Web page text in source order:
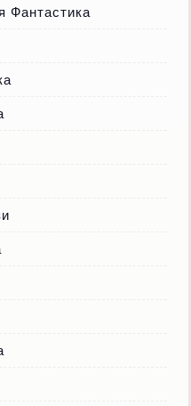
Фантастика